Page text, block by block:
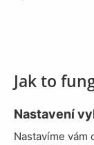
Jak to
Nastavení
Nastavíme vám crawler pracovních nabídek speciálně